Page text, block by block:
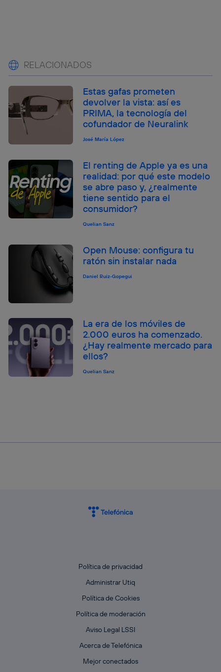
RELACIONADOS
Estas gafas prometen
devolver la vista: así es
PRIMA, la tecnología del
cofundador de Neuralink
José María López
El renting de Apple ya es una
realidad: por qué este modelo
se abre paso y, ¿realmente
tiene sentido para el
consumidor?
Quelian Sanz
Open Mouse: configura tu
ratón sin instalar nada
Daniel Ruiz-Gopegui
La era de los móviles de
2.000 euros ha comenzado.
¿Hay realmente mercado para
ellos?
Quelian Sanz
Política de privacidad
Administrar Utiq
Política de Cookies
Política de moderación
Aviso Legal LSSI
Acerca de Telefónica
Mejor conectados